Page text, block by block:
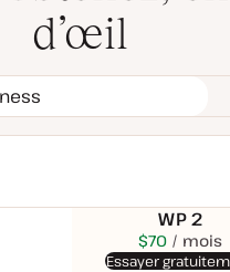
d’œil
WP 2
$70 USD
mois
Essayer